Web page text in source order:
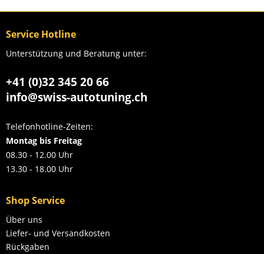
Service Hotline
Unterstützung und Beratung unter:
+41 (0)32 345 20 66
info@swiss-autotuning.ch
Telefonhotline-Zeiten:
Montag bis Freitag
08.30 - 12.00 Uhr
13.30 - 18.00 Uhr
Shop Service
Über uns
Liefer- und Versandkosten
Rückgaben